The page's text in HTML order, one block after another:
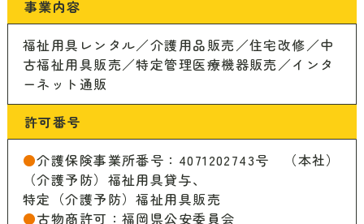
福祉用具レンタル／介護用品販売／住宅改修／中
古福祉用具販売／特定管理医療機器販売／インタ
ーネット通販
許可番号
● 介護保険事業所番号：4071202743号 （本社）
（介護予防）福祉用具貸与、
特定（介護予防）福祉用具販売
●古物商許可：福岡県公安委員会
第901081910030号